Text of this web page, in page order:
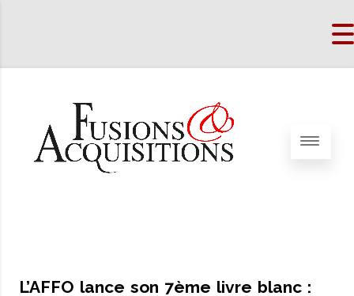
L’AFFO lance son 7ème livre blanc :